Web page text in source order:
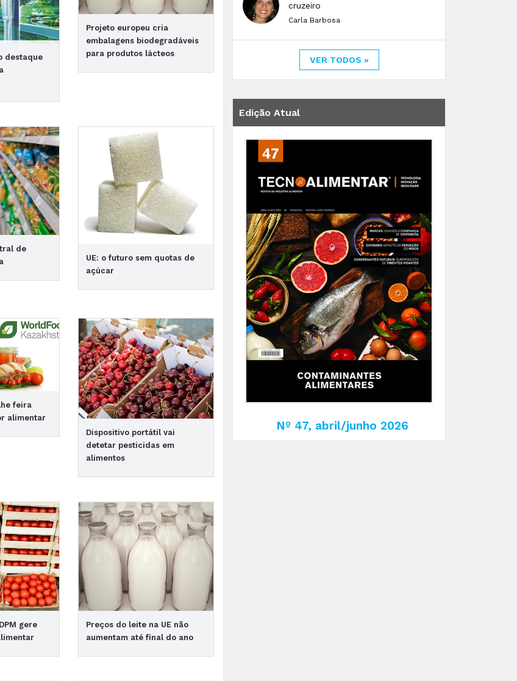
destaque
Projeto europeu cria
embalagens biodegradáveis
para produtos lácteos
de
UE: o futuro sem quotas de
açúcar
feira
alimentar
Dispositivo portátil vai
detetar pesticidas em
alimentos
gere
Preços do leite na UE não
aumentam até final do ano
cruzeiro
Carla Barbosa
VER TODOS »
Edição Atual
Nº 47, abril/junho 2026